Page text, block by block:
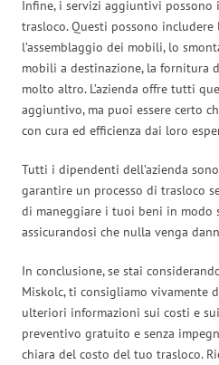
Infine, i servizi aggiuntivi possono
trasloco. Questi possono includere
l’assemblaggio dei mobili, lo
mobili a destinazione, la fornitura
molto altro. L’azienda offre tutti
aggiuntivo, ma puoi essere certo
con cura ed efficienza dai loro
Tutti i dipendenti dell’azienda
garantire un processo di trasloco
di maneggiare i tuoi beni in modo
assicurandosi che nulla venga
In conclusione, se stai
Miskolc, ti consigliamo vivamente
ulteriori informazioni sui costi e
preventivo gratuito e senza
chiara del costo del tuo trasloco.